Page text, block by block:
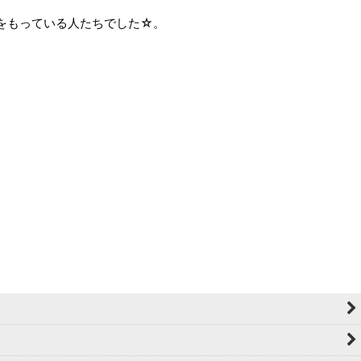
もっている人たちでした☆。